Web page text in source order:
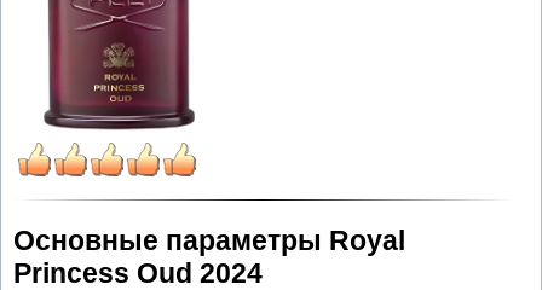
Основные параметры Royal
Princess Oud 2024